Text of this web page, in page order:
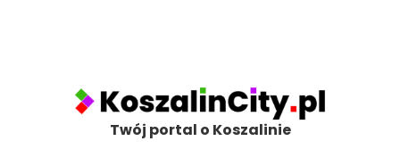
Twój portal o Koszalinie